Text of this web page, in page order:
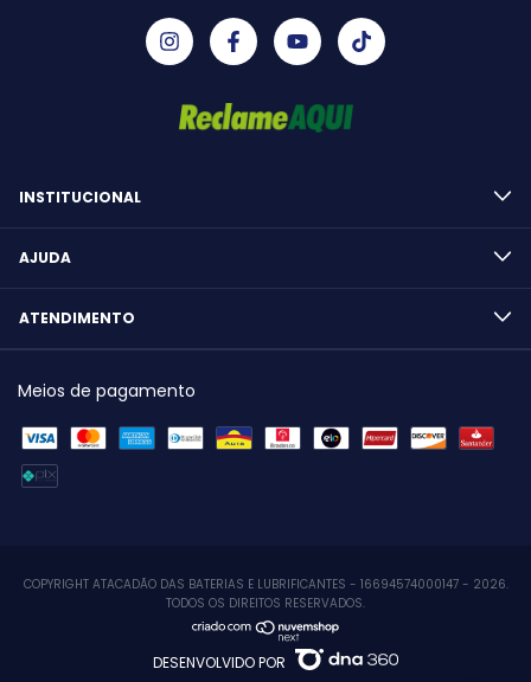
INSTITUCIONAL
AJUDA
ATENDIMENTO
Meios de pagamento
COPYRIGHT ATACADÃO DAS BATERIAS E LUBRIFICANTES - 16694574000147 - 2026.
TODOS OS DIREITOS RESERVADOS.
DESENVOLVIDO POR